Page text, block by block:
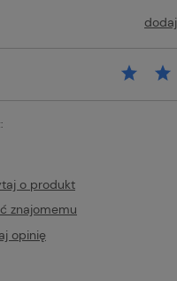
o produkt
znajomemu
opinię